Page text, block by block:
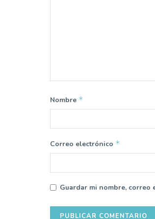
Nombre *
Correo electrónico *
Guardar mi nombre, correo